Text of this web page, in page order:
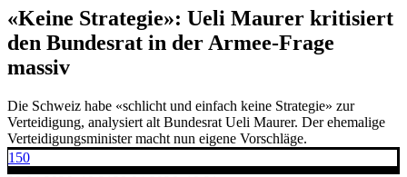
«Keine Strategie»: Ueli Maurer kritisiert
den Bundesrat in der Armee-Frage
massiv
Die Schweiz habe «schlicht und einfach keine Strategie» zur
Verteidigung, analysiert alt Bundesrat Ueli Maurer. Der ehemalige
Verteidigungsminister macht nun eigene Vorschläge.
150